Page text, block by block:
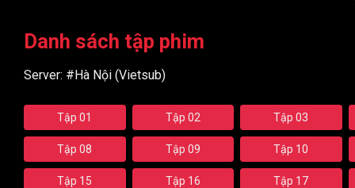
Danh sách tập phim
Server: #Hà Nội (Vietsub)
Tập 01 Tập 02 Tập 03
Tập 08 Tập 09 Tập 10
Tập 15 Tập 16 Tập 17